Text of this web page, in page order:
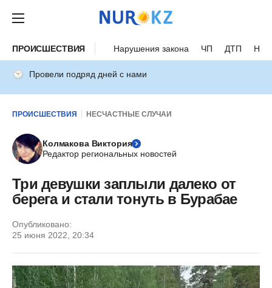
ПРОИСШЕСТВИЯ Нарушения закона ЧП ДТП
Провели подряд дней с нами
ПРОИСШЕСТВИЯ НЕСЧАСТНЫЕ СЛУЧАИ
Колмакова Виктория
Редактор региональных новостей
Три девушки заплыли далеко от
берега и стали тонуть в Бурабае
Опубликовано:
25 июня 2022, 20:34